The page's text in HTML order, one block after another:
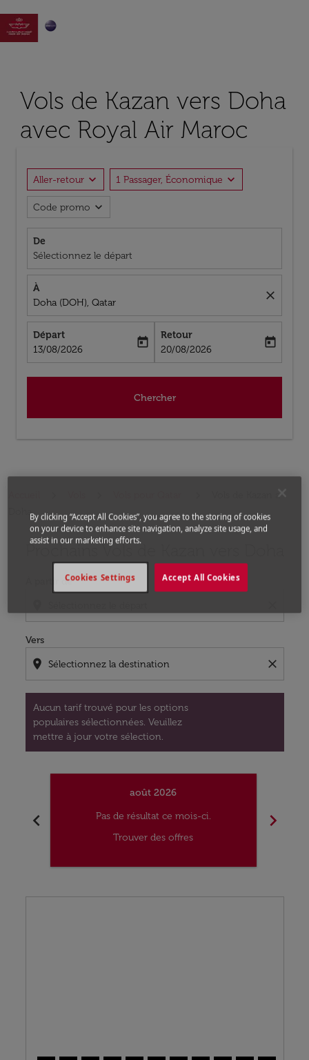

Vols de Kazan vers Doha
avec Royal Air Maroc
Aller-retour expand_more 1 Passager, Économique expand_more
Code promo expand_more
De
Sélectionnez le départ
À
Doha (DOH), Qatar
close
Départ
fc-booking-departure-date-aria-label
13/08/2026
today
Retour
fc-booking-return-date-aria-label
20/08/2026
today
Chercher
Vols de Kazan a
Doha
Prochains Vols de Kazan vers Doha
À partir de
Vers
location_on close
Aucun tarif trouvé pour les options
populaires sélectionnées. Veuillez
mettre à jour votre sélection.
Aucun tarif trouvé pour les options populaires
chevron_left
août 2026
Pas de résultat ce mois-ci.
Trouver des offres
chevron_right
By clicking “Accept All Cookies”, you agree to the storing of cookies
on your device to enhance site navigation, analyze site usage, and
assist in our marketing efforts.
Accept All Cookies
Cookies Settings